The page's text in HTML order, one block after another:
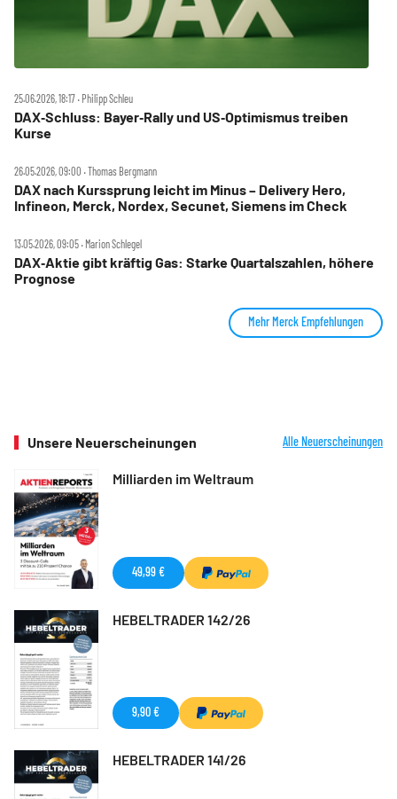
25.06.2026, 18:17 ‧ Philipp Schleu
DAX‑Schluss: Bayer‑Rally und US‑Optimismus treiben
Kurse
26.05.2026, 09:00 ‧ Thomas Bergmann
DAX nach Kurssprung leicht im Minus – Delivery Hero,
Infineon, Merck, Nordex, Secunet, Siemens im Check
13.05.2026, 09:05 ‧ Marion Schlegel
DAX‑Aktie gibt kräftig Gas: Starke Quartalszahlen, höhere
Prognose
Mehr Merck Empfehlungen
Unsere Neuerscheinungen Alle Neuerscheinungen
Milliarden im Weltraum
49,99 €
HEBELTRADER 142/26
9,90 €
HEBELTRADER 141/26